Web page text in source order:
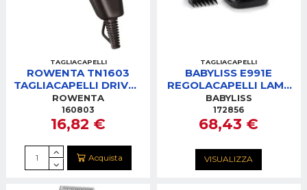
TAGLIACAPELLI
ROWENTA TN1603
TAGLIACAPELLI DRIVER
EASY
ROWENTA
160803
16,82 €
Acquista
TAGLIACAPELLI
BABYLISS E991E
REGOLACAPELLI LAME
IN TITANIO
AUTONOMIA 3H.
BABYLISS
172856
68,43 €
VISUALIZZA